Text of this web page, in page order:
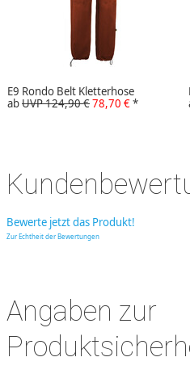
E9 Rondo Belt Kletterhose
abUVP 124,90 €78,70 €*
Bewerte jetzt das Produkt!
Zur Echtheit der Bewertungen
Angaben zur